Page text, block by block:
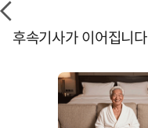
후속기사가 이어집니다